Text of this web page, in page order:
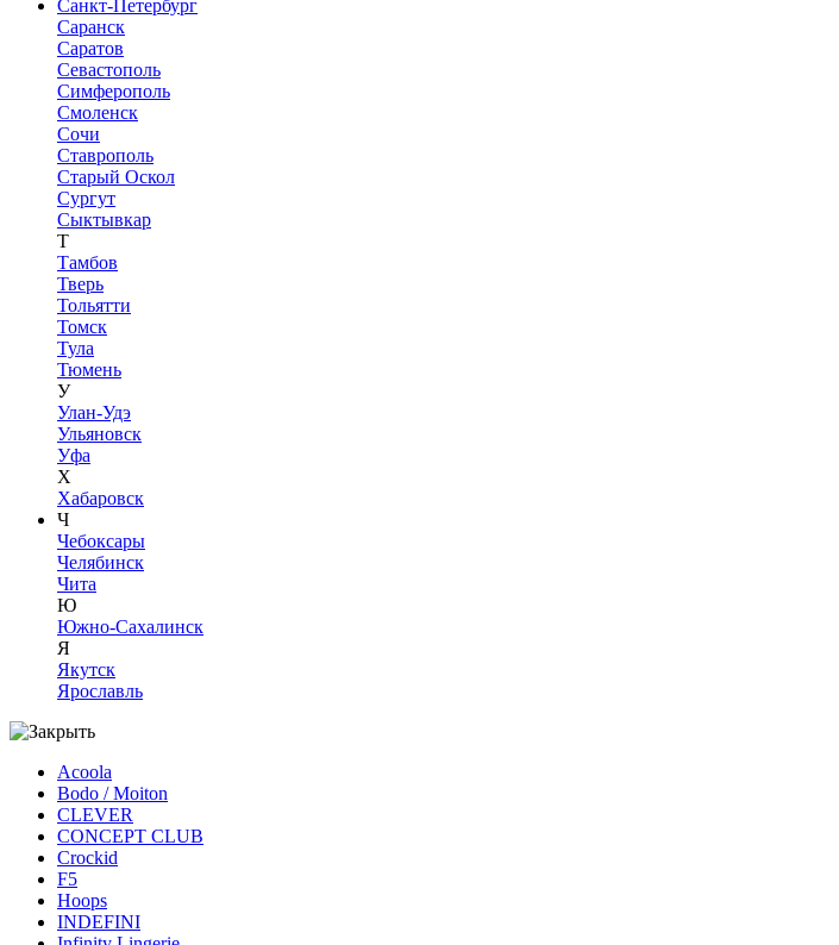
Санкт-Петербург
Саранск
Саратов
Севастополь
Симферополь
Смоленск
Сочи
Ставрополь
Старый Оскол
Сургут
Сыктывкар
Т
Тамбов
Тверь
Тольятти
Томск
Тула
Тюмень
У
Улан-Удэ
Ульяновск
Уфа
Х
Хабаровск
Ч
Чебоксары
Челябинск
Чита
Ю
Южно-Сахалинск
Я
Якутск
Ярославль
Acoola
Bodo / Moiton
CLEVER
CONCEPT CLUB
Crockid
F5
Hoops
INDEFINI